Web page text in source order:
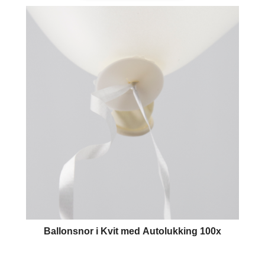
Ballonsnor i Kvit med Autolukking 100x